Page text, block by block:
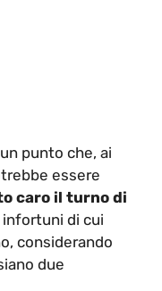
punto che, ai
essere
caro il turno di
di cui
considerando
due